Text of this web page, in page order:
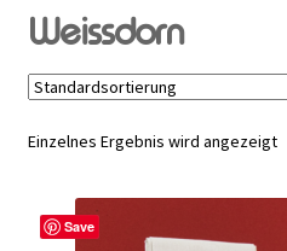
Verabreichung
Sale
Über uns
Kontakt | FAQ
Weissdorn
Einzelnes Ergebnis wird angezeigt
Save